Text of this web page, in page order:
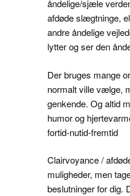
åndelige/sjæle
afdøde slægtninge,
andre åndelige
lytter og ser den
Der bruges mange
normalt ville vælge,
genkende. Og altid
humor og
fortid-nutid-fremtid
Clairvoyance /
muligheder, men
beslutninger for dig.